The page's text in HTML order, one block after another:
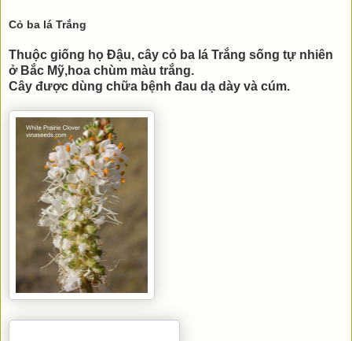
Cỏ ba lá Trắng
Thuộc giống họ Đậu, cây cỏ ba lá Trắng sống tự nhiên
ở Bắc Mỹ,hoa chùm màu trắng.
Cây được dùng chữa bệnh đau dạ dày và cúm.